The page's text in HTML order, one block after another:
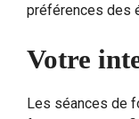
préférences des
Votre
Les séances de